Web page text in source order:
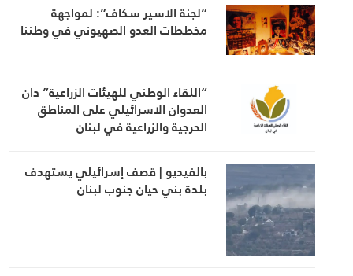
“لجنة الاسير سكاف”: لمواجهة
مخططات العدو الصهيوني في وطننا
“اللقاء الوطني للهيئات الزراعية” دان
العدوان الاسرائيلي على المناطق
الحرجية والزراعية في لبنان
بالفيديو | قصف إسرائيلي يستهدف
بلدة بني حيان جنوب لبنان